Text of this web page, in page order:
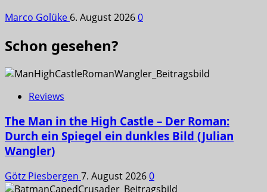
Marco Golüke 6. August 20260
Schon gesehen?
Reviews
The Man in the High Castle – Der Roman:
Durch ein Spiegel ein dunkles Bild (Julian
Wangler)
Götz Piesbergen 7. August 20260